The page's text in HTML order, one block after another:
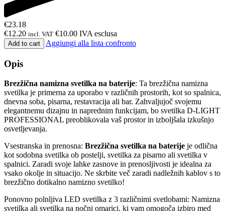
€23.18
€12.20 incl. VAT €10.00 IVA esclusa
Add to cart Aggiungi alla lista confronto
Opis
Brezžična namizna svetilka na baterije: Ta brezžična namizna
svetilka je primerna za uporabo v različnih prostorih, kot so spalnica,
dnevna soba, pisarna, restavracija ali bar. Zahvaljujoč svojemu
elegantnemu dizajnu in naprednim funkcijam, bo svetilka D-LIGHT
PROFESSIONAL preoblikovala vaš prostor in izboljšala izkušnjo
osvetljevanja.
Vsestranska in prenosna: Brezžična svetilka na baterije je odlična
kot sodobna svetilka ob postelji, svetilka za pisarno ali svetilka v
spalnici. Zaradi svoje lahke zasnove in prenosljivosti je idealna za
vsako okolje in situacijo. Ne skrbite več zaradi nadležnih kablov s to
brezžično dotikalno namizno svetilko!
Ponovno polnljiva LED svetilka z 3 različnimi svetlobami: Namizna
svetilka ali svetilka na nočni omarici, ki vam omogoča izbiro med